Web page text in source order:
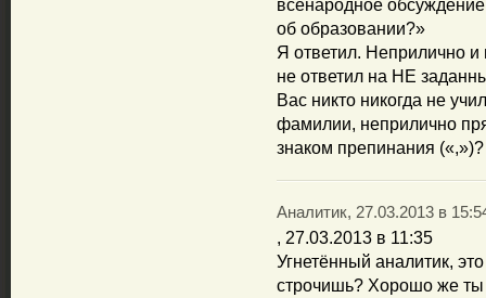
всенародное
об образовании?»
Я ответил. Неприлично и
не ответил на НЕ
Вас никто никогда не
фамилии, неприлично
знаком препинания («,»)?
Аналитик, 27.03.2013 в
, 27.03.2013 в 11:35
Угнетённый аналитик,
строчишь? Хорошо же ты